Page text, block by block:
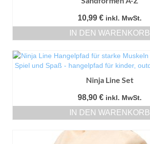
10,99 € inkl. MwSt.
IN DEN WARENKORB
Ninja Line Set
98,90 € inkl. MwSt.
IN DEN WARENKORB